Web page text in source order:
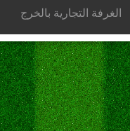
الغرفة التجارية بالخرج